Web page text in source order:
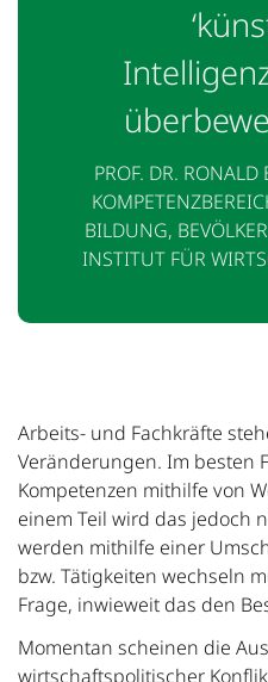
PROF. DR.
BILDUNG,
INSTITUT FÜR
Arbeits- und Fachkräfte
Veränderungen. Im besten
Kompetenzen mithilfe von
einem Teil wird das jedoch
werden mithilfe einer
bzw. Tätigkeiten wechseln
Frage, inwieweit das den
Momentan scheinen die
wirtschaftspolitischer